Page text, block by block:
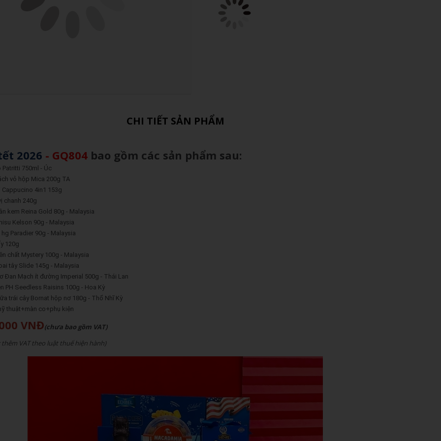
CHI TIẾT SẢN PHẨM
2026 - GQ804 bao gồm các sản phẩm sau:
750ml - Úc
vỏ hộp Mica 200g TA
4in1 153g
chanh 240g
kem Reina Gold 80g - Malaysia
Kelson 90g - Malaysia
Paradier 90g - Malaysia
120g
chất Mystery 100g - Malaysia
tây Slide 145g - Malaysia
Đan Mạch ít đường Imperial 500g - Thái Lan
Seedless Raisins 100g - Hoa Kỳ
trái cây Bornat hộp nơ 180g - Thổ Nhĩ Kỳ
thuật+màn co+phụ kiện
VNĐ(chưa bao gồm VAT)
thêm VAT theo luật thuế hiện hành)